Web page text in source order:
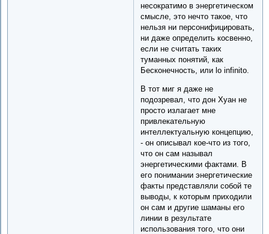
несократимо в энергетическом
смысле, это нечто такое, что
нельзя ни персонифицировать,
ни даже определить косвенно,
если не считать таких
туманных понятий, как
Бесконечность, или lo infinito.
В тот миг я даже не
подозревал, что дон Хуан не
просто излагает мне
привлекательную
интеллектуальную концепцию,
- он описывал кое-что из того,
что он сам называл
энергетическими фактами. В
его понимании энергетические
факты представляли собой те
выводы, к которым приходили
он сам и другие шаманы его
линии в результате
использования того, что они